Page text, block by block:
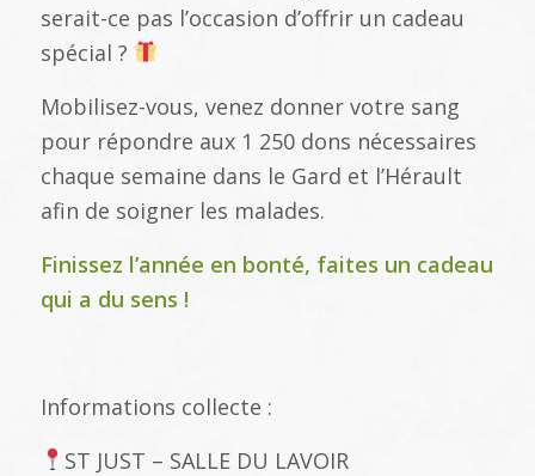
serait-ce pas l’occasion d’offrir un cadeau
spécial ?
Mobilisez-vous, venez donner votre sang
pour répondre aux 1 250 dons nécessaires
chaque semaine dans le Gard et l’Hérault
afin de soigner les malades.
Finissez l’année en bonté, faites un cadeau
qui a du sens !
Informations collecte :
ST JUST – SALLE DU LAVOIR